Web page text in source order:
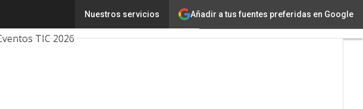
Añadir a tus fuentes preferidas en Google
Nuestros servicios
Inteligencia Artificial
TIC 2026